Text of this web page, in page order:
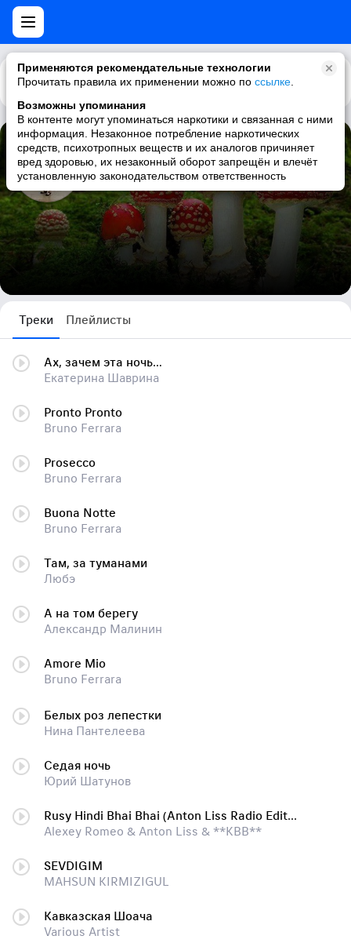
Применяются рекомендательные технологии
Прочитать правила их применении можно по ссылке
Возможны упоминания
В контенте могут упоминаться наркотики и связанная с ними
информация. Незаконное потребление наркотических
средств, психотропных веществ и их аналогов причиняет
вред здоровью, их незаконный оборот запрещён и влечёт
установленную законодательством ответственность
Каталог Рекомендации
Светлана ))не играю
32 трека
Треки Плейлисты
Ах, зачем эта ночь…
Екатерина Шаврина
Pronto Pronto
Bruno Ferrara
Prosecco
Bruno Ferrara
Buona Notte
Bruno Ferrara
Там, за туманами
Любэ
А на том берегу
Александр Малинин
Amore Mio
Bruno Ferrara
Белых роз лепестки
Нина Пантелеева
Седая ночь
Юрий Шатунов
Rusy Hindi Bhai Bhai (Anton Liss Radio Edit) (2010)
Alexey Romeo & Anton Liss & **KBB**
SEVDIGIM
MAHSUN KIRMIZIGUL
Кавказская Шоача
Various Artist